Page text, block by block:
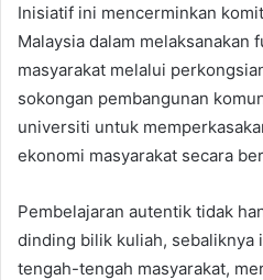
Inisiatif ini mencerminkan
Malaysia dalam melaksanakan
masyarakat melalui
sokongan pembangunan
universiti untuk
ekonomi masyarakat secara
Pembelajaran autentik tidak
dinding bilik kuliah, sebaliknya
tengah-tengah masyarakat,